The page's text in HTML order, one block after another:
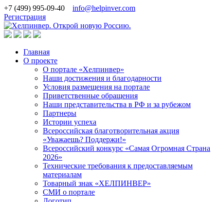
+7 (499) 995-09-40
info@helpinver.com
Регистрация
Главная
О проекте
О портале «Хелпинвер»
Наши достижения и благодарности
Условия размещения на портале
Приветственные обращения
Наши представительства в РФ и за рубежом
Партнеры
Истории успеха
Всероссийская благотворительная акция
«Уважаешь? Поддержи!»
Всероссийский конкурс «Самая Огромная Страна
2026»
Технические требования к предоставляемым
материалам
Товарный знак «ХЕЛПИНВЕР»
СМИ о портале